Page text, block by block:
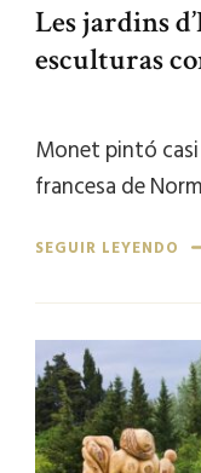
Les jardins
esculturas
Monet pintó
francesa de
SEGUIR LEYENDO